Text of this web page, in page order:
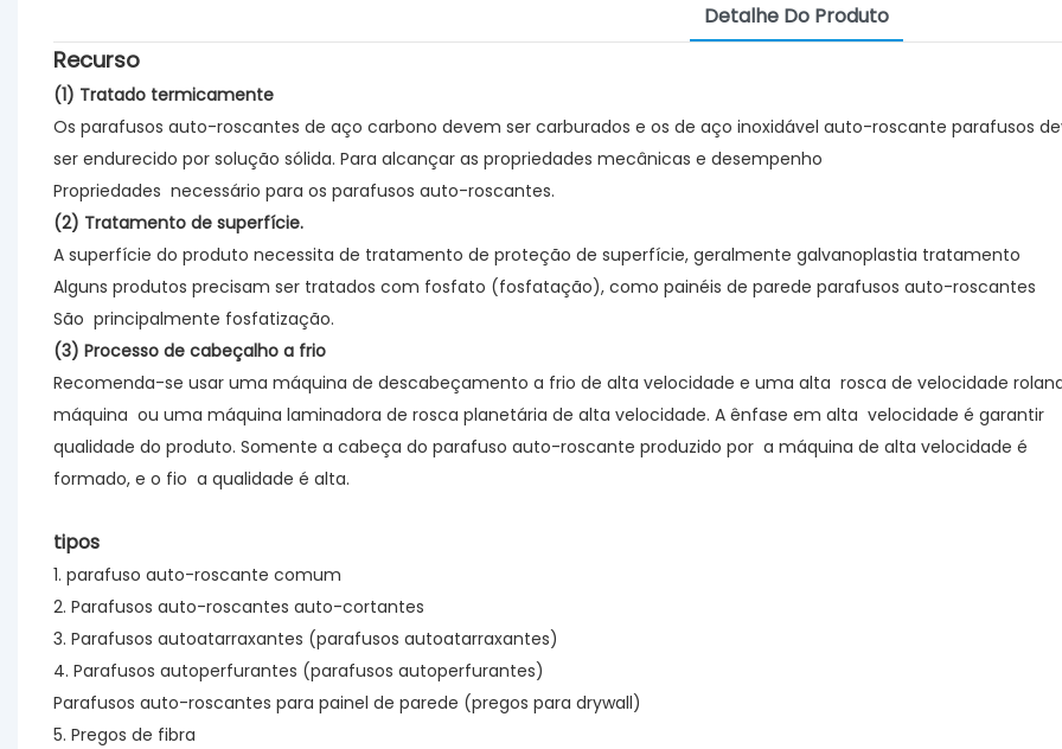
Detalhe Do Produto
Recurso
(1) Tratado termicamente
Os parafusos auto-roscantes de aço carbono devem ser carburados e os de aço inoxidável auto-roscante parafusos
ser endurecido por solução sólida. Para alcançar as propriedades mecânicas e desempenho
Propriedades necessário para os parafusos auto-roscantes.
(2) Tratamento de superfície.
A superfície do produto necessita de tratamento de proteção de superfície, geralmente galvanoplastia tratamento
Alguns produtos precisam ser tratados com fosfato (fosfatação), como painéis de parede parafusos auto-roscantes
São principalmente fosfatização.
(3) Processo de cabeçalho a frio
Recomenda-se usar uma máquina de descabeçamento a frio de alta velocidade e uma alta rosca de velocidade
máquina ou uma máquina laminadora de rosca planetária de alta velocidade. A ênfase em alta velocidade é garantir
qualidade do produto. Somente a cabeça do parafuso auto-roscante produzido por a máquina de alta velocidade é
formado, e o fio a qualidade é alta.
tipos
1. parafuso auto-roscante comum
2. Parafusos auto-roscantes auto-cortantes
3. Parafusos autoatarraxantes (parafusos autoatarraxantes)
4. Parafusos autoperfurantes (parafusos autoperfurantes)
Parafusos auto-roscantes para painel de parede (pregos para drywall)
5. Pregos de fibra